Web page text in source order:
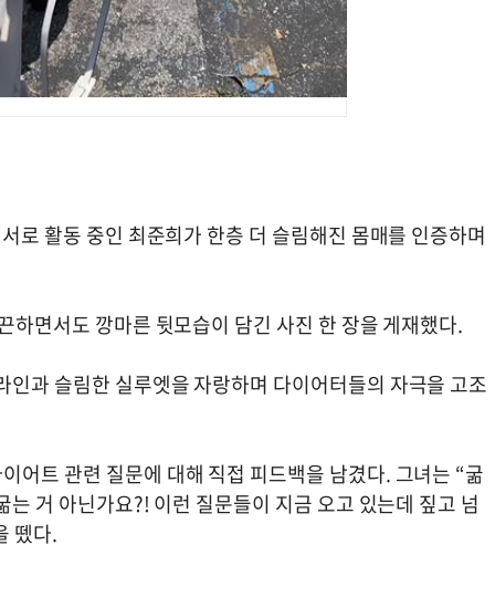
로 활동 중인 최준희가 한층 더 슬림해진 몸매를 인증하며
면서도 깡마른 뒷모습이 담긴 사진 한 장을 게재했다.
과 슬림한 실루엣을 자랑하며 다이어터들의 자극을 고조
어트 관련 질문에 대해 직접 피드백을 남겼다. 그녀는 “굶
거 아닌가요?! 이런 질문들이 지금 오고 있는데 짚고 넘
뗐다.